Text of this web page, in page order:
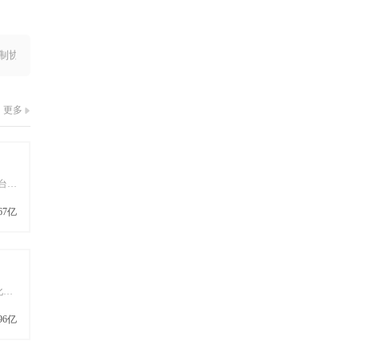
协同运转，从用户发起转账到
更多
亿
亿